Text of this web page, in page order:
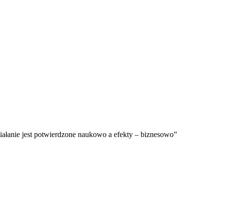
jest potwierdzone naukowo a efekty – biznesowo”